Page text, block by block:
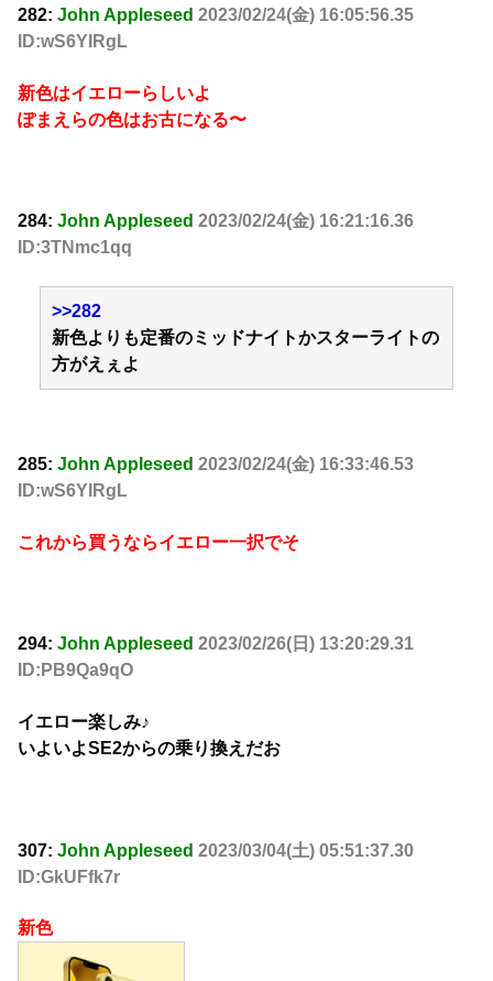
282: John Appleseed 2023/02/24(金) 16:05:56.35
ID:wS6YIRgL
新色はイエローらしいよ
ぽまえらの色はお古になる〜
284: John Appleseed 2023/02/24(金) 16:21:16.36
ID:3TNmc1qq
>>282
新色よりも定番のミッドナイトかスターライトの
方がえぇよ
285: John Appleseed 2023/02/24(金) 16:33:46.53
ID:wS6YIRgL
これから買うならイエロー一択でそ
294: John Appleseed 2023/02/26(日) 13:20:29.31
ID:PB9Qa9qO
イエロー楽しみ♪
いよいよSE2からの乗り換えだお
307: John Appleseed 2023/03/04(土) 05:51:37.30
ID:GkUFfk7r
新色